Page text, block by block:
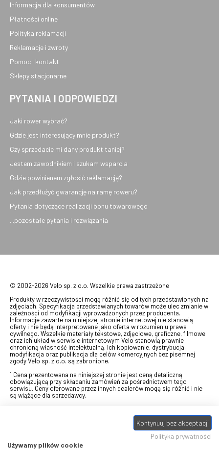
Informacja dla konsumentów
Płatności online
Polityka reklamacji
Reklamacje i zwroty
Pomoc i kontakt
Sklepy stacjonarne
PYTANIA I ODPOWIEDZI
Jaki rower wybrać?
Gdzie jest interesujący mnie produkt?
Czy sprzedacie mi dany produkt taniej?
Jestem zawodnikiem i szukam wsparcia
Gdzie powinienem zgłosić reklamację?
Jak przedłużyć gwarancję na ramę roweru?
Pytania dotyczące realizacji bonu towarowego
...pozostałe pytania i rozwiązania
© 2002-2026 Velo sp. z o.o. Wszelkie prawa zastrzeżone
Produkty w rzeczywistości mogą różnić się od tych przedstawionych na
zdjęciach. Specyfikacja przedstawianych towarów może ulec zmianie w
zależności od modyfikacji wprowadzonych przez producenta.
Informacje zawarte na niniejszej stronie internetowej nie stanowią
oferty i nie będą interpretowane jako oferta w rozumieniu prawa
cywilnego. Wszelkie materiały tekstowe, zdjęciowe, graficzne, filmowe
oraz ich układ w serwisie internetowym Velo stanowią prawnie
chronioną własność intelektualną. Ich kopiowanie, dystrybucja,
modyfikacja oraz publikacja dla celów komercyjnych bez pisemnej
zgody Velo sp. z o.o. są zabronione.
1 Cena prezentowana na niniejszej stronie jest ceną detaliczną
obowiązującą przy składaniu zamówień za pośrednictwem tego
serwisu. Ceny oferowane przez innych dealerów mogą się różnić i nie
są wiążące dla sprzedawcy.
swój bon" na towary z oferty VELO, aktualnie dostępnej na stronie
, w ramach sprzedaży premiowej. Dowiedz się jak
stronie promocji. Prezentowana wartość
eBonu uwzględnia fakt wyrażenia - w procesie rejestracji w Panelu
klienta- zgody na otrzymywanie drogą mailową informacji handlowo-
marketingowe, np. newsletter rowerowy. W przypadku braku zgody
Kontynuuj bez akceptacji
Polityka prywatności
Używamy plików cookie